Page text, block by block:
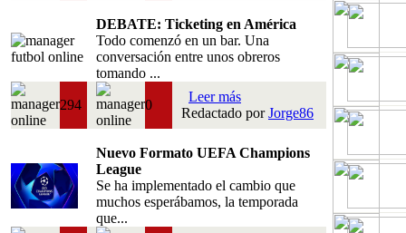
DEBATE: Ticketing en América
Todo comenzó en un bar. Una
conversación entre unos obreros
tomando ...
294 0
Leer más
Redactado porJorge86
Nuevo Formato UEFA Champions
League
Se ha implementado el cambio que
muchos esperábamos, la temporada
que...